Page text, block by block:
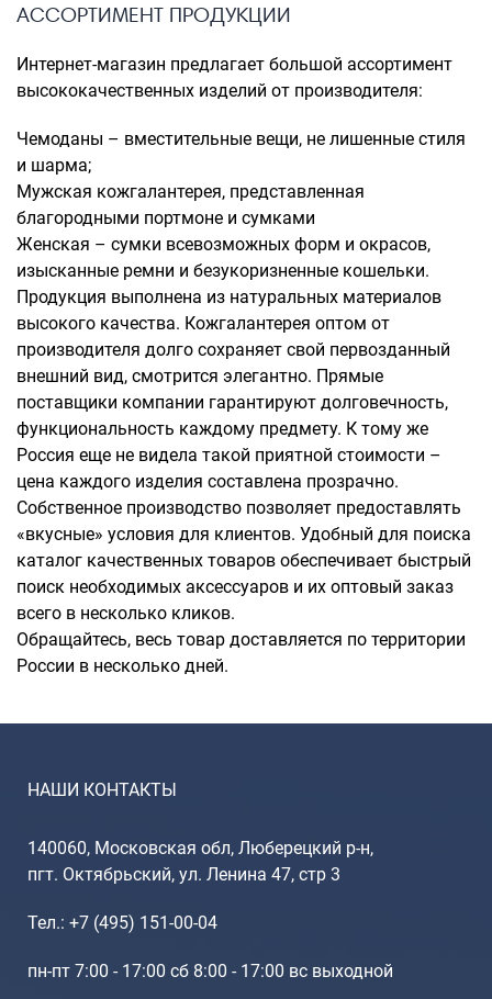
АССОРТИМЕНТ ПРОДУКЦИИ
Интернет-магазин предлагает большой ассортимент
высококачественных изделий от производителя:
Чемоданы – вместительные вещи, не лишенные стиля
и шарма;
Мужская кожгалантерея, представленная
благородными портмоне и сумками
Женская – сумки всевозможных форм и окрасов,
изысканные ремни и безукоризненные кошельки.
Продукция выполнена из натуральных материалов
высокого качества. Кожгалантерея оптом от
производителя долго сохраняет свой первозданный
внешний вид, смотрится элегантно. Прямые
поставщики компании гарантируют долговечность,
функциональность каждому предмету. К тому же
Россия еще не видела такой приятной стоимости –
цена каждого изделия составлена прозрачно.
Собственное производство позволяет предоставлять
«вкусные» условия для клиентов. Удобный для поиска
каталог качественных товаров обеспечивает быстрый
поиск необходимых аксессуаров и их оптовый заказ
всего в несколько кликов.
Обращайтесь, весь товар доставляется по территории
России в несколько дней.
НАШИ КОНТАКТЫ
140060, Московская обл, Люберецкий р-н,
пгт. Октябрьский, ул. Ленина 47, стр 3
Тел.: +7 (495) 151-00-04
пн-пт 7:00 - 17:00 сб 8:00 - 17:00 вс выходной